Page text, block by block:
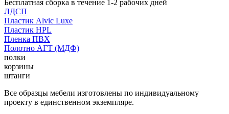
Бесплатная сборка в течение 1-2 рабочих дней
ЛДСП
Пластик Alvic Luxe
Пластик HPL
Пленка ПВХ
Полотно АГТ (МДФ)
полки
корзины
штанги
Все образцы мебели изготовлены по индивидуальному
проекту в единственном экземпляре.